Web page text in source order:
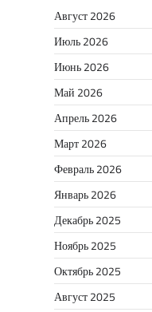
Август 2026
Июль 2026
Июнь 2026
Май 2026
Апрель 2026
Март 2026
Февраль 2026
Январь 2026
Декабрь 2025
Ноябрь 2025
Октябрь 2025
Август 2025